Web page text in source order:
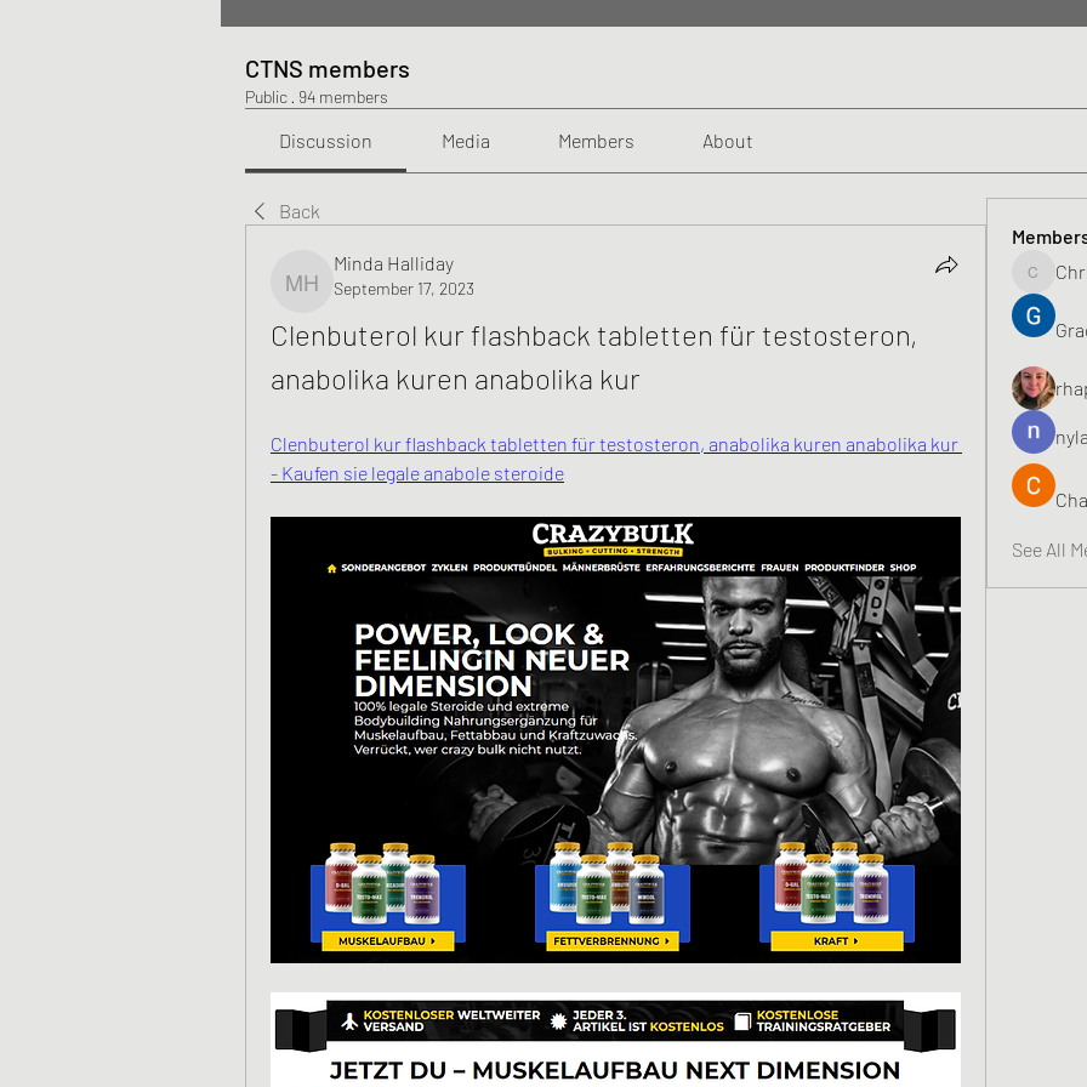
CTNS members
Public · 94 members
Discussion Media Members About
Back
Minda Halliday
Minda Halliday
September 17, 2023
Clenbuterol kur flashback tabletten für testosteron,
anabolika kuren anabolika kur
Clenbuterol kur flashback tabletten für testosteron, anabolika kuren anabolika kur
- Kaufen sie legale anabole steroide
Chris
See All